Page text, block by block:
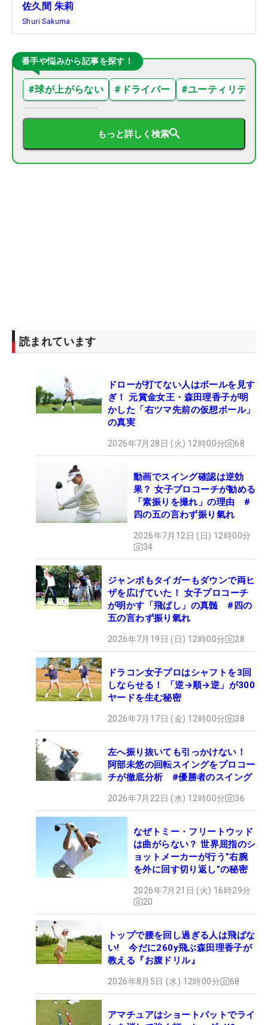
佐久間 朱莉
Shuri Sakuma
番手や悩みから記事を探す！
#球が上がらない # ドライバー #ユーティリティ
もっと詳しく検索
読まれています
ドローが打てない人はボールを見す
ぎ！ 元賞金女王・森田理香子が明
かした「右ツマ先前の仮想ボール」
の真実
2026年7月28日 (火) 12時00分 68
動画でスイング確認は逆効
果？ 女子プロコーチが勧める
「素振りを撮れ」の理由 #
四の五の言わず振り氣れ
2026年7月12日 (日) 12時00分
34
ジャンボもタイガーもダウンで両ヒ
ザを広げていた！ 女子プロコーチ
が明かす「飛ばし」の真髄 #四の
五の言わず振り氣れ
2026年7月19日 (日) 12時00分 28
ドラコン女子プロはシャフトを3回
しならせる！ 「逆→順→逆」が300
ヤードを生む秘密
2026年7月17日 (金) 12時00分 38
左へ振り抜いても引っかけない！
阿部未悠の回転スイングをプロコー
チが徹底分析 #優勝者のスイング
2026年7月22日 (水) 12時00分 36
なぜトミー・フリートウッド
は曲がらない？ 世界屈指のシ
ョットメーカーが行う”右腕
を外に回す切り返し”の秘密
2026年7月21日 (火) 16時29分
20
トップで腰を回し過ぎる人は飛ばな
い! 今だに260y飛ぶ森田理香子が
教える『お腹ドリル』
2026年8月5日 (水) 12時00分 68
アマチュアはショートパットでライ